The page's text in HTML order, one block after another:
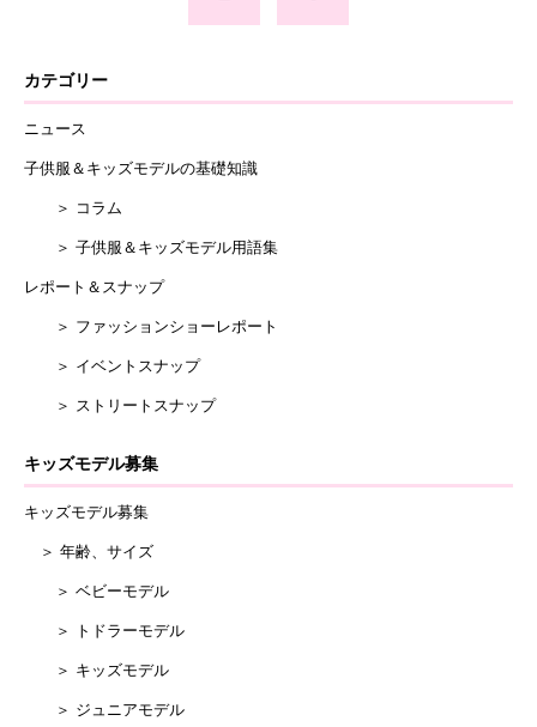
カテゴリー
ニュース
子供服＆キッズモデルの基礎知識
＞ コラム
＞ 子供服＆キッズモデル用語集
レポート＆スナップ
＞ ファッションショーレポート
＞ イベントスナップ
＞ ストリートスナップ
キッズモデル募集
キッズモデル募集
＞ 年齢、サイズ
＞ ベビーモデル
＞ トドラーモデル
＞ キッズモデル
＞ ジュニアモデル